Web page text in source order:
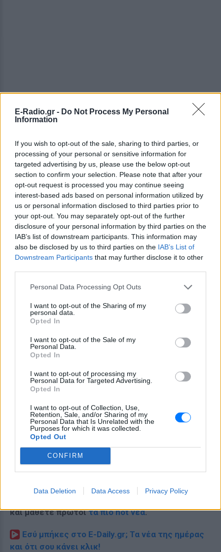
E-Radio.gr - Do Not Process My Personal
Information
If you wish to opt-out of the sale, sharing to third parties, or
processing of your personal or sensitive information for
targeted advertising by us, please use the below opt-out
section to confirm your selection. Please note that after your
opt-out request is processed you may continue seeing
interest-based ads based on personal information utilized by
us or personal information disclosed to third parties prior to
your opt-out. You may separately opt-out of the further
disclosure of your personal information by third parties on the
IAB’s list of downstream participants. This information may
also be disclosed by us to third parties on the IAB’s List of
Downstream Participants that may further disclose it to other
Personal Data Processing Opt Outs
I want to opt-out of the Sharing of my
personal data.
Opted In
I want to opt-out of the Sale of my
Personal Data.
Opted In
I want to opt-out of processing my
Personal Data for Targeted Advertising.
Opted In
I want to opt-out of Collection, Use,
Retention, Sale, and/or Sharing of my
Personal Data that Is Unrelated with the
Purposes for which it was collected.
Opted Out
CONFIRM
Data Deletion Data Access Privacy Policy
[ΠΗΓΗ]
και μάθετε πρώτοιτα πιο hot νέα.
Εσύ μπήκες στο E-Daily.gr; Τα νέα της ημέρας
και ότι σου κάνει κλικ!